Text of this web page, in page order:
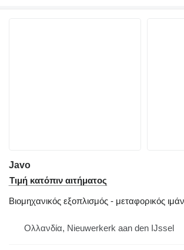
Javo
Τιμή κατόπιν αιτήματος
Βιομηχανικός εξοπλισμός - μεταφορικός
Ολλανδία, Nieuwerkerk aan den IJssel